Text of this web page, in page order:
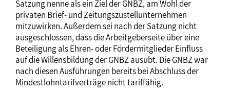
Satzung nenne als ein Ziel der GNBZ, am Wohl der
privaten Brief- und Zeitungszustellunternehmen
mitzuwirken. Außerdem sei nach der Satzung nicht
ausgeschlossen, dass die Arbeitgeberseite über eine
Beteiligung als Ehren- oder Fördermitglieder Einfluss
auf die Willensbildung der GNBZ ausübt. Die GNBZ war
nach diesen Ausführungen bereits bei Abschluss der
Mindestlohntarifverträge nicht tariffähig.